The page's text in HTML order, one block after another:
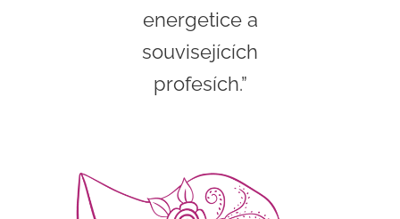
energetice a
souvisejících
profesích.”